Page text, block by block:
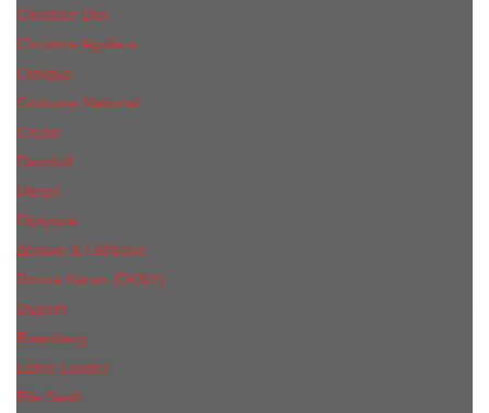
Christian Dior
Christina Aguilera
Сliniquе
Costume National
Creed
Davidoff
Diesel
Diptyque
Дольче & Габбана
Donna Karan (DKNY)
Dupont
Eisenberg
Еsteе Lаudеr
Elie Saab